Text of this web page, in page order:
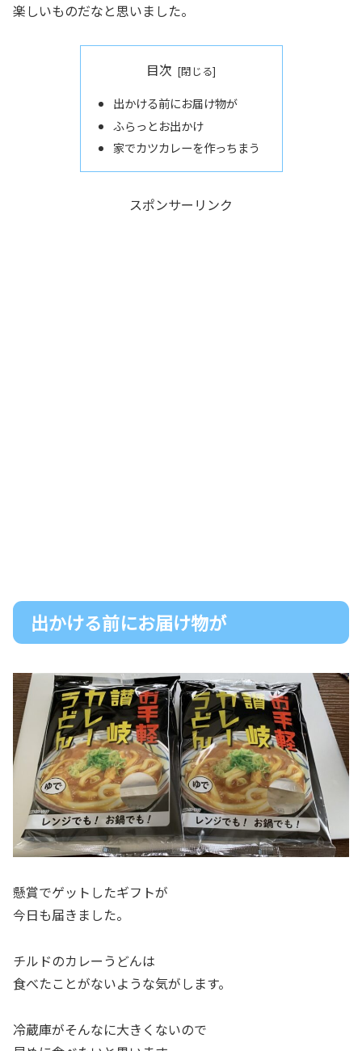
楽しいものだなと思いました。
目次
出かける前にお届け物が
ふらっとお出かけ
家でカツカレーを作っちまう
スポンサーリンク
出かける前にお届け物が
懸賞でゲットしたギフトが
今日も届きました。
チルドのカレーうどんは
食べたことがないような気がします。
冷蔵庫がそんなに大きくないので